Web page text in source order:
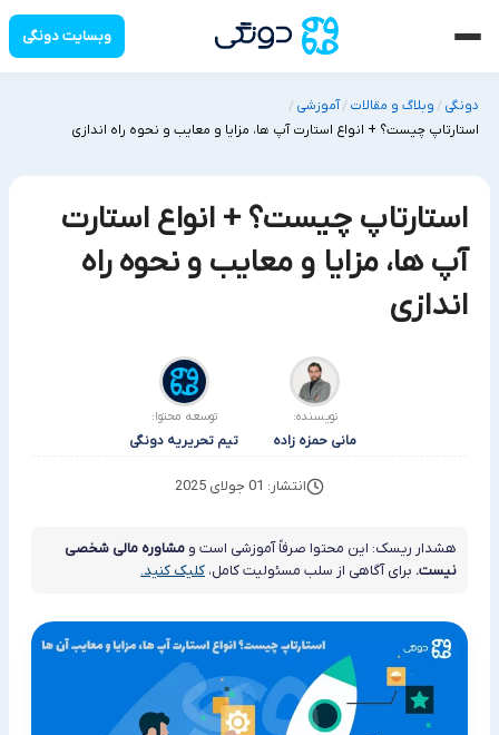
وبسایت دونگی
دونگی /وبلاگ و مقالات /آموزشی /
استارتاپ چیست؟ + انواع استارت آپ ها، مزایا و معایب و نحوه راه اندازی
استارتاپ چیست؟ + انواع استارت
آپ ها، مزایا و معایب و نحوه راه
اندازی
نویسنده:
مانی حمزه زاده
توسعه محتوا:
تیم تحریریه دونگی
انتشار: 01 جولای 2025
هشدار ریسک: این محتوا صرفاً آموزشی است و مشاوره مالی شخصی
نیست. برای آگاهی از سلب مسئولیت کامل، کلیک کنید.